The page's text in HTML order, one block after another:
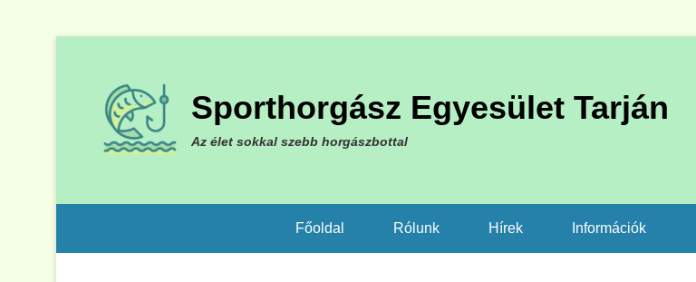
Sporthorgász Egyesület Tarján
Az élet sokkal szebb horgászbottal
Főoldal Rólunk Hírek Információk